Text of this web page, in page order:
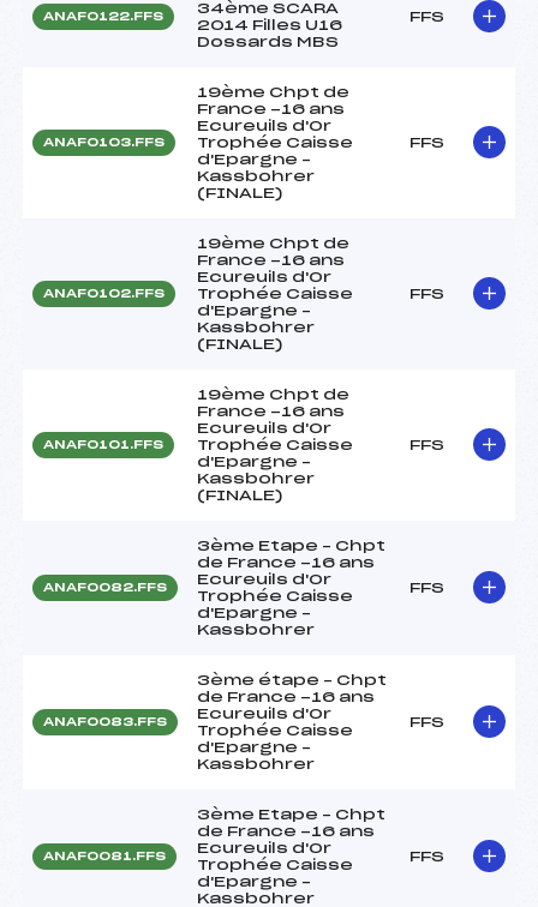
ANAF0122.FFS
34ème SCARA
2014 Filles U16
Dossards MBS
FFS
ANAF0103.FFS
19ème Chpt de
France -16 ans
Ecureuils d'Or
Trophée Caisse
d'Epargne –
Kassbohrer
(FINALE)
FFS
ANAF0102.FFS
19ème Chpt de
France -16 ans
Ecureuils d'Or
Trophée Caisse
d'Epargne –
Kassbohrer
(FINALE)
FFS
ANAF0101.FFS
19ème Chpt de
France -16 ans
Ecureuils d'Or
Trophée Caisse
d'Epargne –
Kassbohrer
(FINALE)
FFS
ANAF0082.FFS
3ème Etape – Chpt
de France -16 ans
Ecureuils d'Or
Trophée Caisse
d'Epargne –
Kassbohrer
FFS
ANAF0083.FFS
3ème étape – Chpt
de France -16 ans
Ecureuils d'Or
Trophée Caisse
d'Epargne –
Kassbohrer
FFS
ANAF0081.FFS
3ème Etape – Chpt
de France -16 ans
Ecureuils d'Or
Trophée Caisse
d'Epargne –
Kassbohrer
FFS